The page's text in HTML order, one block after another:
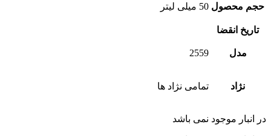
حجم محصول 50 میلی لیتر
تاریخ انقضا
مدل 2559
نژاد تمامی نژاد ها
در انبار موجود نمی باشد